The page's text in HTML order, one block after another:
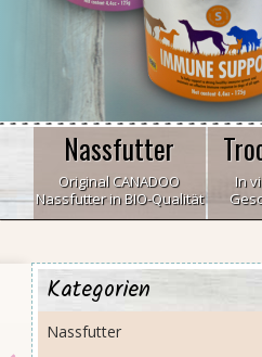
Nassfutter
Original CANADOO
Nassfutter in BIO-Qualität
In
Kategorien
Nassfutter